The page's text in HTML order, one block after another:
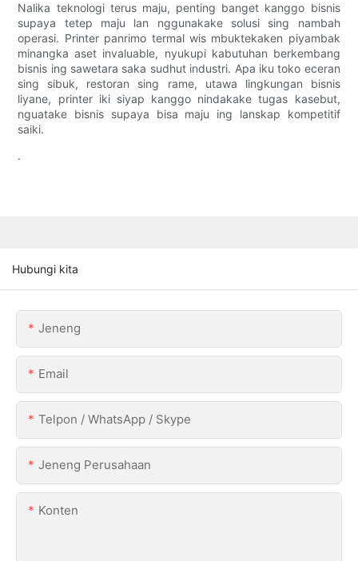
Nalika teknologi terus maju, penting banget kanggo bisnis
supaya tetep maju lan nggunakake solusi sing nambah
operasi. Printer panrimo termal wis mbuktekaken piyambak
minangka aset invaluable, nyukupi kabutuhan berkembang
bisnis ing sawetara saka sudhut industri. Apa iku toko eceran
sing sibuk, restoran sing rame, utawa lingkungan bisnis
liyane, printer iki siyap kanggo nindakake tugas kasebut,
nguatake bisnis supaya bisa maju ing lanskap kompetitif
saiki.
.
Hubungi kita
Jeneng
Email
Telpon / WhatsApp / Skype
Jeneng Perusahaan
Konten